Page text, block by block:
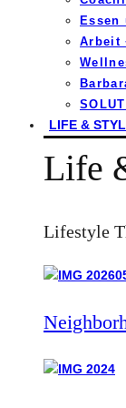
Essen
Arbeit
LIFE &
Life
Lifestyle